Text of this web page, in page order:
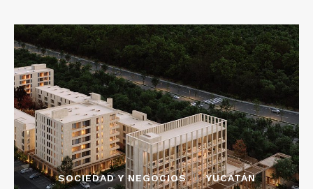
SOCIEDAD Y NEGOCIOS YUCATÁN